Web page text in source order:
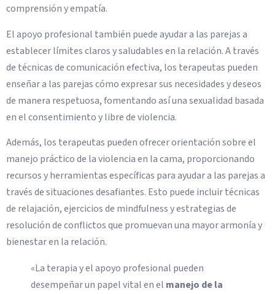
comprensión y empatía.
El apoyo profesional también puede ayudar a las parejas a
establecer límites claros y saludables en la relación. A través
de técnicas de comunicación efectiva, los terapeutas pueden
enseñar a las parejas cómo expresar sus necesidades y deseos
de manera respetuosa, fomentando así una sexualidad basada
en el consentimiento y libre de violencia.
Además, los terapeutas pueden ofrecer orientación sobre el
manejo práctico de la violencia en la cama, proporcionando
recursos y herramientas específicas para ayudar a las parejas a
través de situaciones desafiantes. Esto puede incluir técnicas
de relajación, ejercicios de mindfulness y estrategias de
resolución de conflictos que promuevan una mayor armonía y
bienestar en la relación.
«La terapia y el apoyo profesional pueden
desempeñar un papel vital en el manejo de la